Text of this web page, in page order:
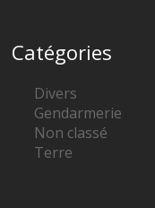
Catégories
Divers
Gendarmerie
Non classé
Terre